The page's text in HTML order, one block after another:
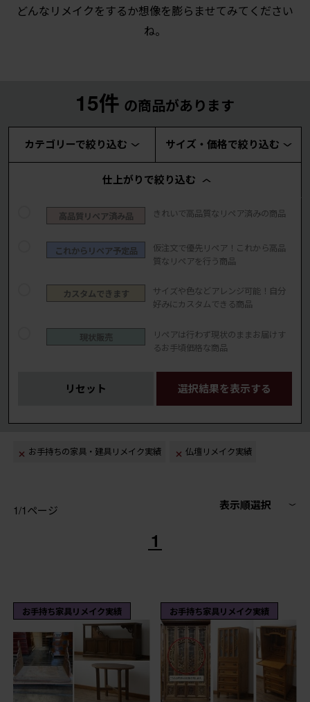
どんなリメイクをするか想像を膨らませてみてください
ね。
15件 の商品があります
カテゴリーで絞り込む サイズ・価格で絞り込む
仕上がりで絞り込む
高品質リペア済み品 きれいで高品質なリペア済みの商品
これからリペア予定品
仮注文で優先リペア！これから高品
質なリペアを行う商品
カスタムできます
サイズや色などアレンジ可能！自分
好みにカスタムできる商品
現状販売
リペアは行わず現状のままお届けす
るお手頃価格な商品
リセット 選択結果を表示する
お手持ちの家具・建具リメイク実績 仏壇リメイク実績
1/1ページ 表示順選択
1
お手持ち家具リメイク実績 お手持ち家具リメイク実績